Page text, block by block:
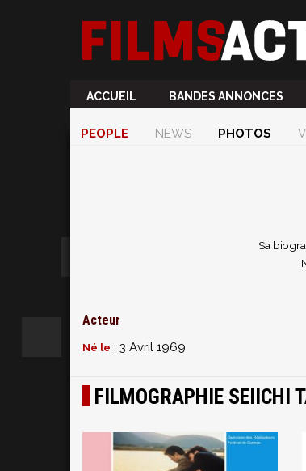
ACCUEIL BANDES ANNONCES
PEOPLE NEWS PHOTOS
Sa
Acteur
Né le : 3 Avril 1969
FILMOGRAPHIE SEIICHI